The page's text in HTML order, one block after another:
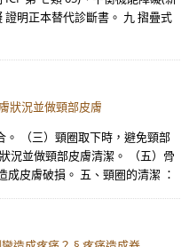
證明正本替代診斷書。 九 摺疊式
狀況並做頸部皮膚
。 （三）頸圈取下時，避免頸部
況並做頸部皮膚清潔。 （五）骨
皮膚破損。 五、頸圈的清潔 ：